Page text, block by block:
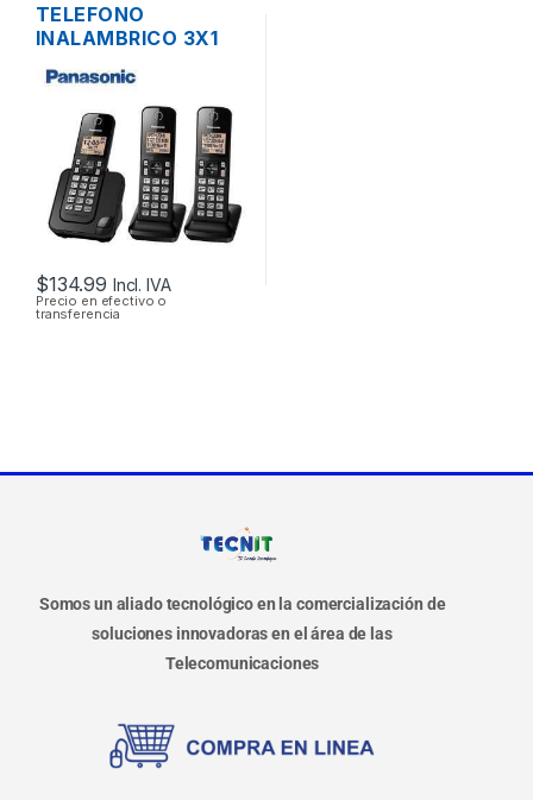
TELEFONO
INALAMBRICO 3X1
TGC353 DECT 6.0 C-
ID 1.9 GHZ ALTAVOZ
CONTESTADOR
$134.99 Incl. IVA
Precio en efectivo o
transferencia
Somos un aliado tecnológico en la comercialización de
soluciones innovadoras en el área de las
Telecomunicaciones